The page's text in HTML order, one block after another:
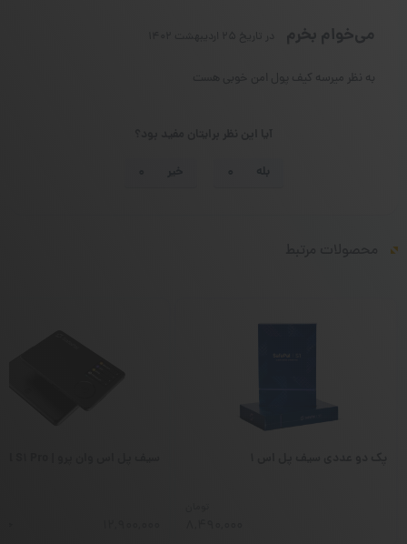
می‌خوام بخرم
به نظر میرسه کیف پول امن خوبی هست